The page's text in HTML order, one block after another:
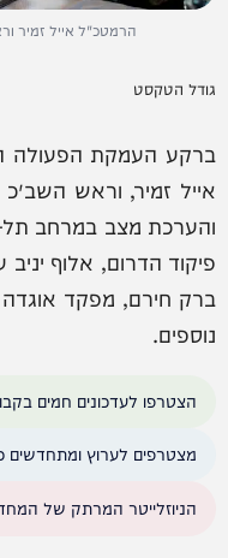
הרמטכ"ל אייל זמיר
גודל הטקסט
ברקע העמקת הפעולה
אייל זמיר, וראש
והערכת מצב במרחב
פיקוד הדרום, אלוף
נוספים.
הצטרפו לעדכונים חמים
מצטרפים לערוץ ומתחדשים
הניוזלייטר המרתק של